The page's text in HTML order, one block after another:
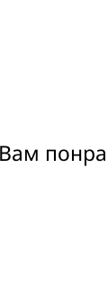
Вам